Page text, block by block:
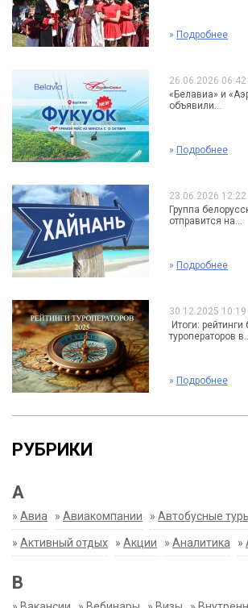
» Подробнее
26.06.2026 06:42
«Белавиа» и
объявили...
» Подробнее
23.06.2026 12:22
Группа
отправится на...
» Подробнее
30.12.2025 10:19
Итоги:
туроператоров
» Подробнее
РУБРИКИ
А
» Авиа » Авиакомпании » Автобусные
» Активный отдых » Акции » Аналитика »
В